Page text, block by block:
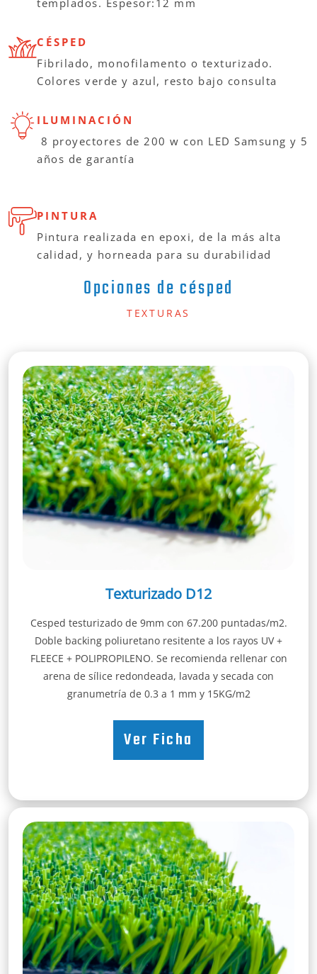
templados. Espesor:12 mm
CÉSPED
Fibrilado, monofilamento o texturizado.
Colores verde y azul, resto bajo consulta
ILUMINACIÓN
8 proyectores de 200 w con LED Samsung y 5
años de garantía
PINTURA
Pintura realizada en epoxi, de la más alta
calidad, y horneada para su durabilidad
Opciones de césped
TEXTURAS
Texturizado D12
Cesped testurizado de 9mm con 67.200 puntadas/m2.
Doble backing poliuretano resitente a los rayos UV +
FLEECE + POLIPROPILENO. Se recomienda rellenar con
arena de sílice redondeada, lavada y secada con
granumetría de 0.3 a 1 mm y 15KG/m2
Ver Ficha